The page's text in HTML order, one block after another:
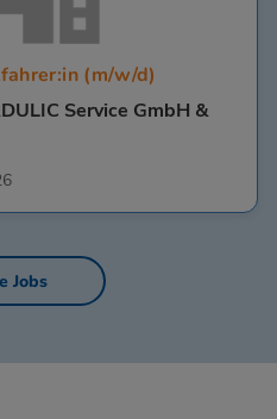
(m/w/d)
Service GmbH &
Jobs